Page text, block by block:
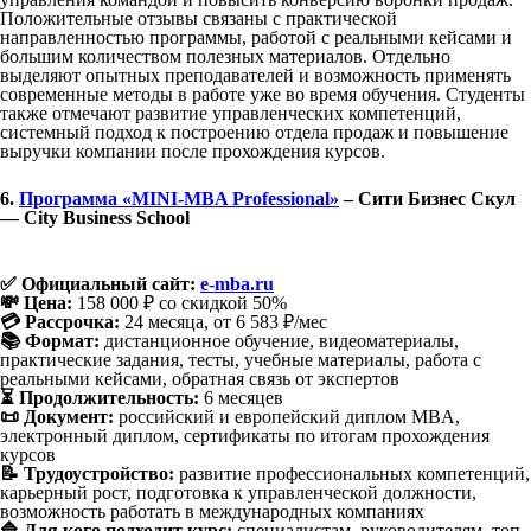
Положительные отзывы связаны с практической
направленностью программы, работой с реальными кейсами и
большим количеством полезных материалов. Отдельно
выделяют опытных преподавателей и возможность применять
современные методы в работе уже во время обучения. Студенты
также отмечают развитие управленческих компетенций,
системный подход к построению отдела продаж и повышение
выручки компании после прохождения курсов.
6. Программа «MINI-MBA Professional» – Сити Бизнес Скул
— City Business School
✅ Официальный сайт: e-mba.ru
💸 Цена: 158 000 ₽ со скидкой 50%
💳 Рассрочка: 24 месяца, от 6 583 ₽/мес
📚 Формат: дистанционное обучение, видеоматериалы,
практические задания, тесты, учебные материалы, работа с
реальными кейсами, обратная связь от экспертов
⏳ Продолжительность: 6 месяцев
📜 Документ: российский и европейский диплом MBA,
электронный диплом, сертификаты по итогам прохождения
курсов
📝 Трудоустройство: развитие профессиональных компетенций,
карьерный рост, подготовка к управленческой должности,
возможность работать в международных компаниях